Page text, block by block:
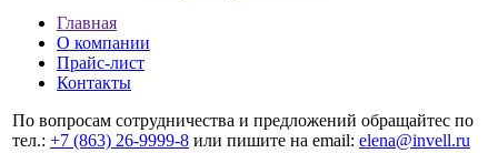
Главная
О компании
Прайс-лист
Контакты
По вопросам сотрудничества и предложений обращайтес по
тел.: +7 (863) 26‐9999‐8 или пишите на email: elena@invell.ru